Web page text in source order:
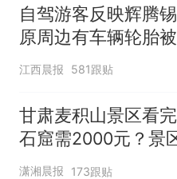
自驾游客反映辉腾
原周边有车辆轮胎
修理店铺换胎价格高
江西晨报 581跟贴
甘肃麦积山景区看
石窟需2000元？景
分石窟受特别保护，
潇湘晨报 173跟贴